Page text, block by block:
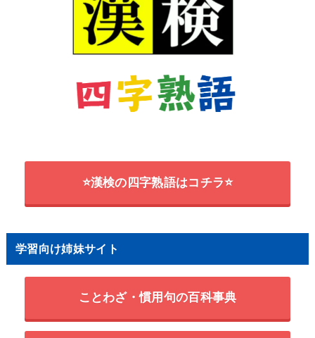
⭐漢検の四字熟語はコチラ⭐
学習向け姉妹サイト
ことわざ・慣用句の百科事典